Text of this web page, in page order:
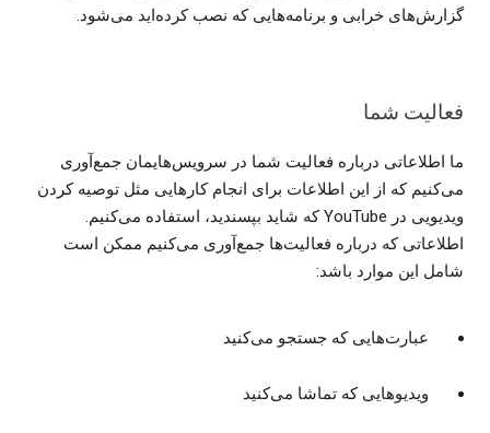
گزارش‌های خرابی و برنامه‌هایی که نصب کرده‌اید می‌شود.
فعالیت شما
ما اطلاعاتی درباره فعالیت شما در سرویس‌هایمان جمع‌آوری
می‌کنیم که از این اطلاعات برای انجام کارهایی مثل توصیه کردن
ویدیویی در YouTube که شاید بپسندید، استفاده می‌کنیم.
اطلاعاتی که درباره فعالیت‌ها جمع‌آوری می‌کنیم ممکن است
شامل این موارد باشد:
عبارت‌هایی که جستجو می‌کنید
ویدیوهایی که تماشا می‌کنید